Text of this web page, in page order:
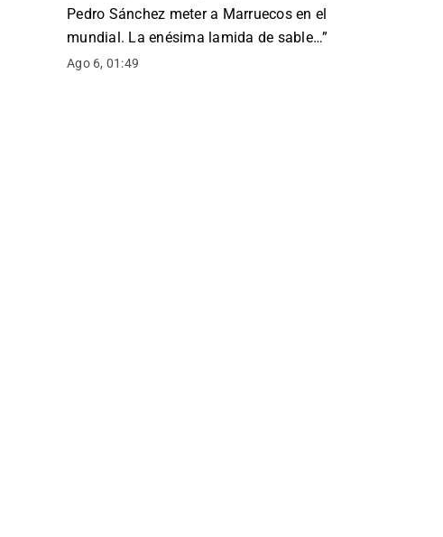
Pedro Sánchez meter a Marruecos en el
mundial. La enésima lamida de sable…”
Ago 6, 01:49